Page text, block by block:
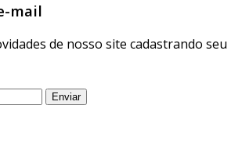
mail
de nosso site cadastrando seu